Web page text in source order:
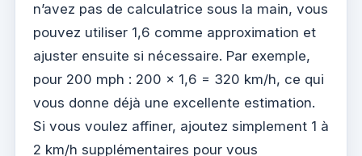
n’avez pas de calculatrice sous la main, vous
pouvez utiliser 1,6 comme approximation et
ajuster ensuite si nécessaire. Par exemple,
pour 200 mph : 200 × 1,6 = 320 km/h, ce qui
vous donne déjà une excellente estimation.
Si vous voulez affiner, ajoutez simplement 1 à
2 km/h supplémentaires pour vous